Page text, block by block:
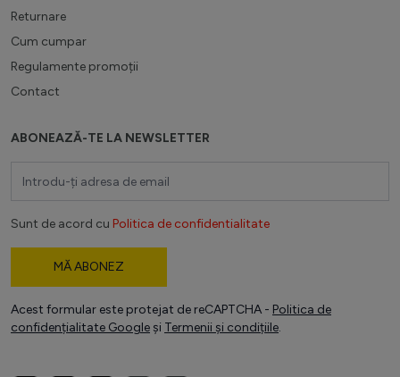
Returnare
Cum cumpar
Regulamente promoții
Contact
ABONEAZĂ-TE LA NEWSLETTER
Sunt de acord cu Politica de confidentialitate
MĂ ABONEZ
Acest formular este protejat de reCAPTCHA - Politica de
confidențialitate Google și Termenii și condițiile.